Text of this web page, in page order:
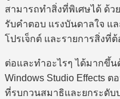
สามารถทำสิ่งที่พิเศษได้ ด้ว
รับคำตอบ แรงบันดาลใจ แ
โปรเจ็กต์ และรายการสิ่งที่
ต่อและทำอะไรๆ ได้มากขึ้น
Windows Studio Effects
ที่รบกวนสมาธิและยกระดับ